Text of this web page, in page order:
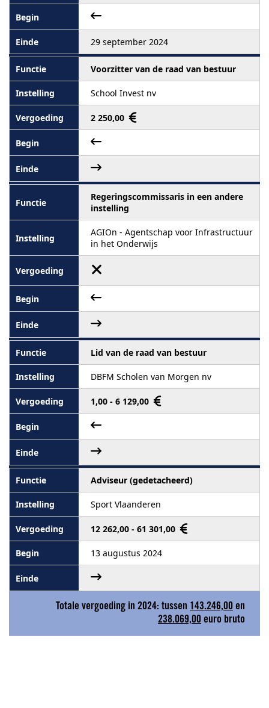
29 september 2024
Voorzitter van de raad van bestuur
School Invest nv
2 250,00
Regeringscommissaris in een andere
instelling
AGIOn - Agentschap voor Infrastructuur
in het Onderwijs
Lid van de raad van bestuur
DBFM Scholen van Morgen nv
1,00 - 6 129,00
Adviseur (gedetacheerd)
Sport Vlaanderen
12 262,00 - 61 301,00
13 augustus 2024
Totale vergoeding in 2024: tussen 143.246,00 en
238.069,00 euro bruto